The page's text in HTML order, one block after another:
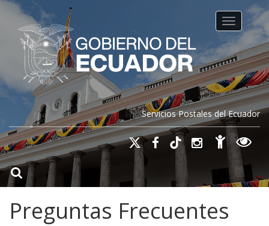
Servicios Postales del Ecuador
Toggle
Preguntas Frecuentes